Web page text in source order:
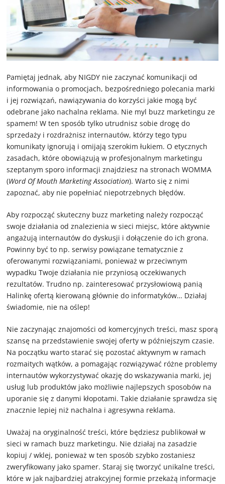
Pamiętaj jednak, aby NIGDY nie zaczynać komunikacji od
informowania o promocjach, bezpośredniego polecania marki
i jej rozwiązań, nawiązywania do korzyści jakie mogą być
odebrane jako nachalna reklama. Nie myl buzz marketingu ze
spamem! W ten sposób tylko utrudnisz sobie drogę do
sprzedaży i rozdrażnisz internautów, którzy tego typu
komunikaty ignorują i omijają szerokim łukiem. O etycznych
zasadach, które obowiązują w profesjonalnym marketingu
szeptanym sporo informacji znajdziesz na stronach WOMMA
(Word Of Mouth Marketing Association). Warto się z nimi
zapoznać, aby nie popełniać niepotrzebnych błędów.
Aby rozpocząć skuteczny buzz marketing należy rozpocząć
swoje działania od znalezienia w sieci miejsc, które aktywnie
angażują internautów do dyskusji i dołączenie do ich grona.
Powinny być to np. serwisy powiązane tematycznie z
oferowanymi rozwiązaniami, ponieważ w przeciwnym
wypadku Twoje działania nie przyniosą oczekiwanych
rezultatów. Trudno np. zainteresować przysłowiową panią
Halinkę ofertą kierowaną głównie do informatyków… Działaj
świadomie, nie na oślep!
Nie zaczynając znajomości od komercyjnych treści, masz sporą
szansę na przedstawienie swojej oferty w późniejszym czasie.
Na początku warto starać się pozostać aktywnym w ramach
rozmaitych wątków, a pomagając rozwiązywać różne problemy
internautów wykorzystywać okazję do wskazywania marki, jej
usług lub produktów jako możliwie najlepszych sposobów na
uporanie się z danymi kłopotami. Takie działanie sprawdza się
znacznie lepiej niż nachalna i agresywna reklama.
Uważaj na oryginalność treści, które będziesz publikował w
sieci w ramach buzz marketingu. Nie działaj na zasadzie
kopiuj / wklej, ponieważ w ten sposób szybko zostaniesz
zweryfikowany jako spamer. Staraj się tworzyć unikalne treści,
które w jak najbardziej atrakcyjnej formie przekażą informacje